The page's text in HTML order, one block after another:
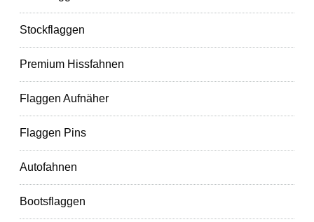
Stockflaggen
Premium Hissfahnen
Flaggen Aufnäher
Flaggen Pins
Autofahnen
Bootsflaggen